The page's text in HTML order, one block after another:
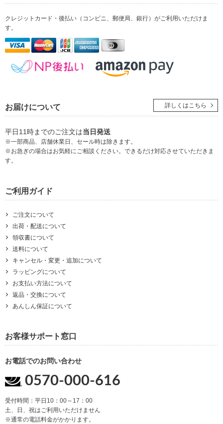
クレジットカード・後払い（コンビニ、郵便局、銀行） がご利用いただけま
す。
お届けについて
平日11時までのご注文は当日発送
※一部商品、店舗休業日、セール時は除きます。
※お急ぎの場合はお気軽にご相談ください。できるだけ対応させていただきま
す。
詳しくはこちら
ご利用ガイド
ご注文について
出荷・配送について
領収書について
送料について
キャンセル・変更・追加について
ラッピングについて
お支払い方法について
返品・交換について
あんしん保証について
お客様サポート窓口
お電話でのお問い合わせ
0570-000-616
受付時間：平日10：00～17：00
土、日、祝はご利用いただけません
※通常の電話料金がかかります。